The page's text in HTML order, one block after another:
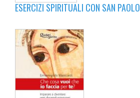
ESERCIZI SPIRITUALI CON SAN PAOLO